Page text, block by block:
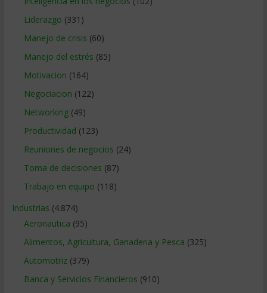
Liderazgo (331)
Manejo de crisis (60)
Manejo del estrés (85)
Motivacion (164)
Negociacion (122)
Networking(49)
Productividad (123)
Reuniones de negocios (24)
Toma de decisiones (87)
Trabajo en equipo (118)
Industrias (4.874)
Aeronautica (95)
Alimentos, Agricultura, Ganaderia y Pesca (325)
Automotriz(379)
Banca y Servicios Financieros (910)